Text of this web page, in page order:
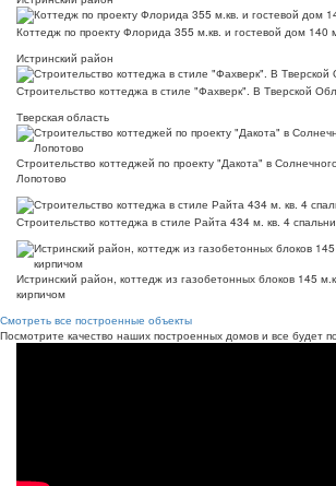
Коттедж по проекту Флорида 355 м.кв. и гостевой дом 140
Истринский район
Строительство коттеджа в стиле "Фахверк". В Тверской
Тверская область
Строительство коттеджей по проекту "Дакота" в
Лопотово
Строительство коттеджа в стиле Райта 434 м. кв. 4
Истринский район, коттедж из газобетонных блоков 145
кирпичом
Смотреть все построенные объекты
Посмотрите качество наших построенных домов и все будет